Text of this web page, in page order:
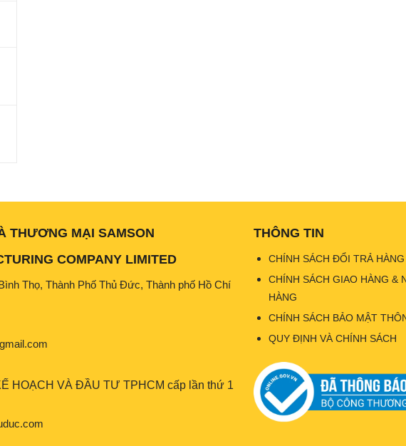
THƯƠNG MẠI SAMSON
COMPANY LIMITED
Thọ, Thành Phố Thủ Đức, Thành phố Hồ Chí
HOẠCH VÀ ĐẦU TƯ TPHCM cấp lần thứ 1
THÔNG TIN
CHÍNH SÁCH ĐỔI TRẢ HÀNG
CHÍNH SÁCH GIAO HÀNG &
HÀNG
CHÍNH SÁCH BẢO MẬT
QUY ĐỊNH VÀ CHÍNH SÁCH